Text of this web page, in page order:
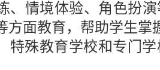
、情境体验、角色扮
方面教育，帮助学生掌
特殊教育学校和专门